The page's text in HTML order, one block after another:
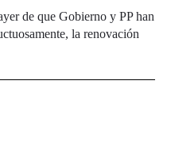
de que Gobierno y PP han
la renovación